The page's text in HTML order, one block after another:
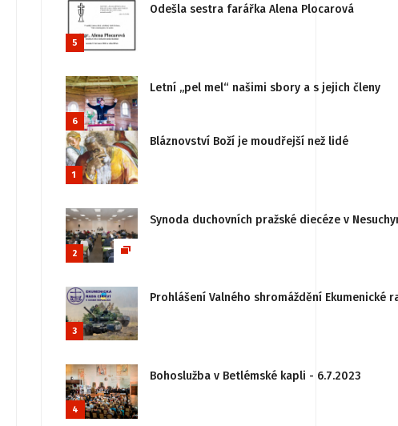
5
Odešla sestra farářka Alena Plocarová
6
Letní „pel mel“ našimi sbory a s jejich členy
1
Bláznovství Boží je moudřejší než lidé
2
Synoda duchovních pražské diecéze v
3
Prohlášení Valného shromáždění
4
Bohoslužba v Betlémské kapli - 6.7.2023